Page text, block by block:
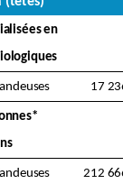
en
17
212